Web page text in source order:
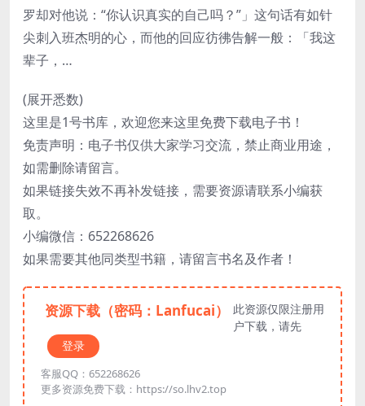
罗却对他说：“你认识真实的自己吗？”」这句话有如针
尖刺入班杰明的心，而他的回应彷彿告解一般：「我这
辈子，…
(展开悉数)
这里是1号书库，欢迎您来这里免费下载电子书！
免责声明：电子书仅供大家学习交流，禁止商业用途，
如需删除请留言。
如果链接失效不再补发链接，需要资源请联系小编获
取。
小编微信：652268626
如果需要其他同类型书籍，请留言书名及作者！
资源下载（密码：Lanfucai）
此资源仅限注册用
户下载，请先
登录
客服QQ：652268626
更多资源免费下载：https://so.lhv2.top